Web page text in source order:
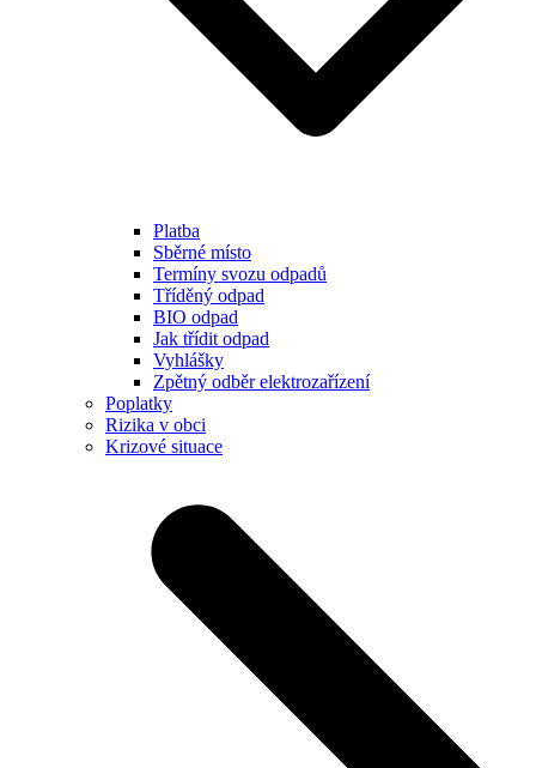
Platba
Sběrné místo
Termíny svozu odpadů
Tříděný odpad
BIO odpad
Jak třídit odpad
Vyhlášky
Zpětný odběr elektrozařízení
Poplatky
Rizika v obci
Krizové situace